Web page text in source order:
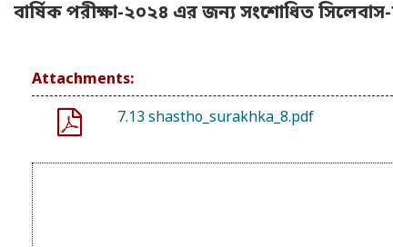
বার্ষিক পরীক্ষা-২০২৪ এর জন্য সংশোধিত সিলেবাস-
Attachments:
7.13 shastho_surakhka_8.pdf